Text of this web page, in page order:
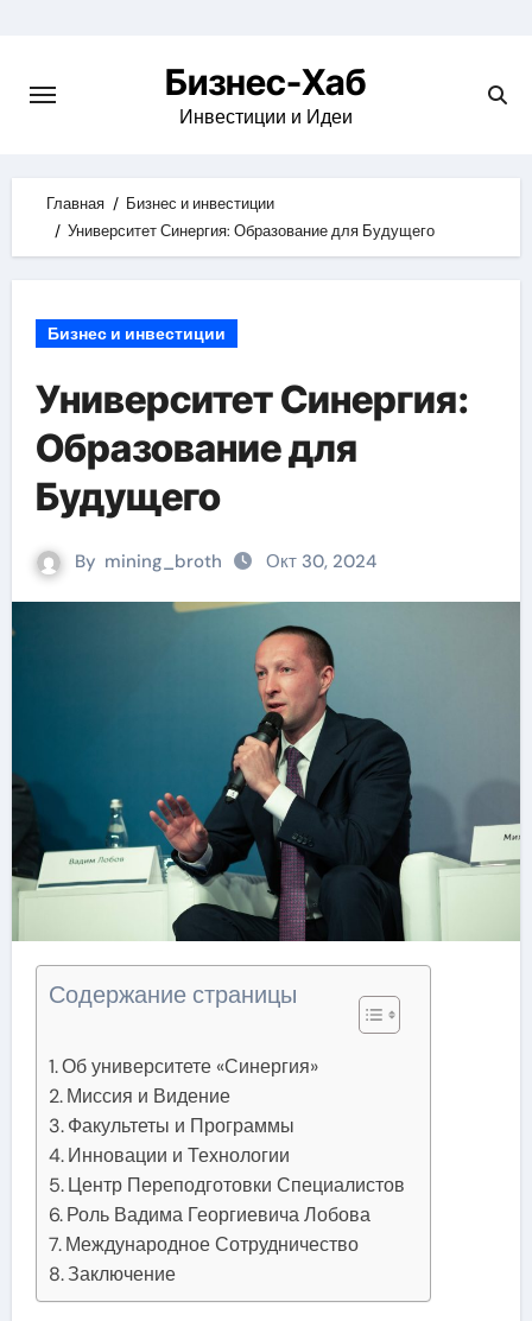
content
Бизнес-Хаб
Инвестиции и Идеи
Главная
Бизнес и инвестиции
Университет Синергия: Образование для Будущего
Бизнес и инвестиции
Университет Синергия:
Образование для
Будущего
By mining_broth Окт 30, 2024
Содержание страницы
Об университете «Синергия»
Миссия и Видение
Факультеты и Программы
Инновации и Технологии
Центр Переподготовки Специалистов
Роль Вадима Георгиевича Лобова
Международное Сотрудничество
Заключение